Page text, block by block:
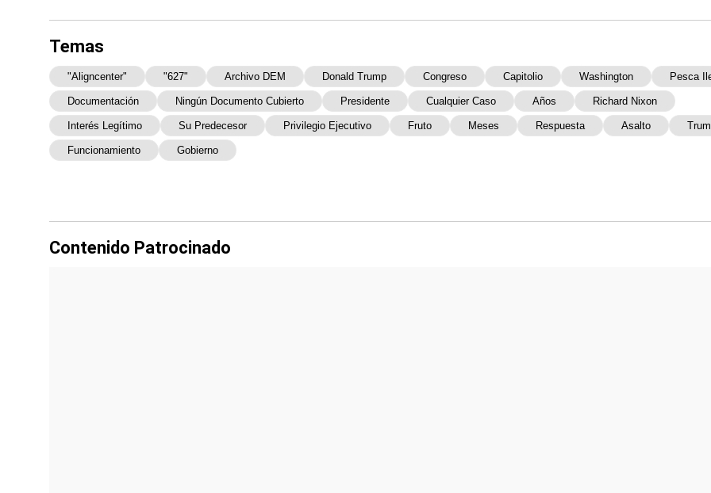
Temas
"aligncenter" "627" Archivo DEM Donald Trump Congreso Capitolio Washington Pesca
Documentación Ningún Documento Cubierto Presidente Cualquier Caso Años Richard Nixon
Interés Legítimo Su Predecesor Privilegio Ejecutivo Fruto Meses Respuesta Asalto
Funcionamiento Gobierno
Contenido Patrocinado